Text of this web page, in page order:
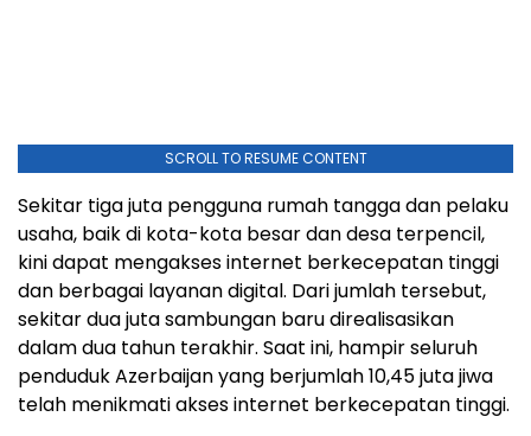
SCROLL TO RESUME CONTENT
Sekitar tiga juta pengguna rumah tangga dan pelaku
usaha, baik di kota-kota besar dan desa terpencil,
kini dapat mengakses internet berkecepatan tinggi
dan berbagai layanan digital. Dari jumlah tersebut,
sekitar dua juta sambungan baru direalisasikan
dalam dua tahun terakhir. Saat ini, hampir seluruh
penduduk Azerbaijan yang berjumlah 10,45 juta jiwa
telah menikmati akses internet berkecepatan tinggi.